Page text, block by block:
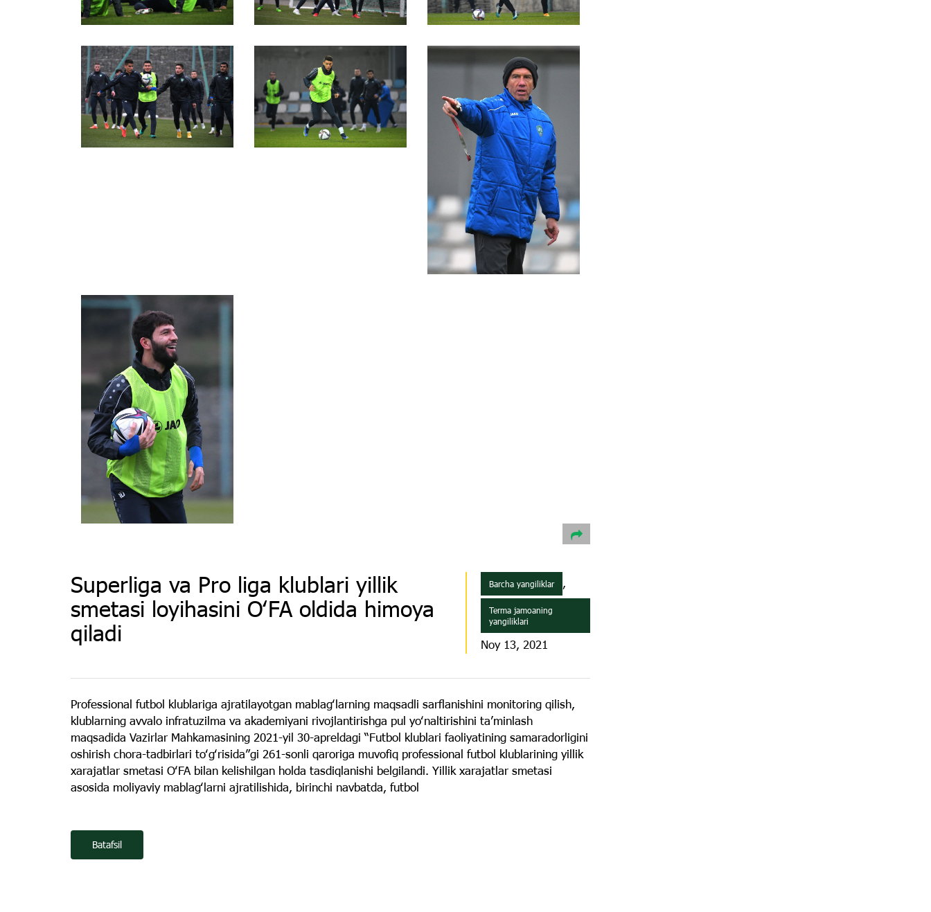
Superliga va Pro liga klublari yillik
smetasi loyihasini OʻFA oldida himoya
qiladi
Barcha yangiliklar ,
Terma jamoaning
yangiliklari
Noy 13, 2021
Professional futbol klublariga ajratilayotgan mablagʻlarning maqsadli sarflanishini monitoring qilish,
klublarning avvalo infratuzilma va akademiyani rivojlantirishga pul yoʻnaltirishini taʼminlash
maqsadida Vazirlar Mahkamasining 2021-yil 30-apreldagi “Futbol klublari faoliyatining samaradorligini
oshirish chora-tadbirlari toʻgʻrisida”gi 261-sonli qaroriga muvofiq professional futbol klublarining yillik
xarajatlar smetasi OʻFA bilan kelishilgan holda tasdiqlanishi belgilandi. Yillik xarajatlar smetasi
asosida moliyaviy mablagʻlarni ajratilishida, birinchi navbatda, futbol
Batafsil